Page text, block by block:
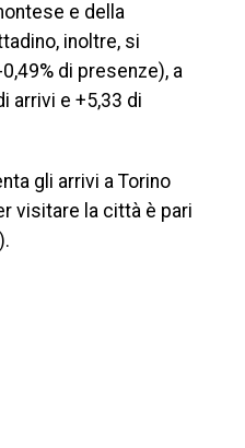
e della
inoltre, si
di presenze), a
arrivi e +5,33 di
gli arrivi a Torino
visitare la città è pari